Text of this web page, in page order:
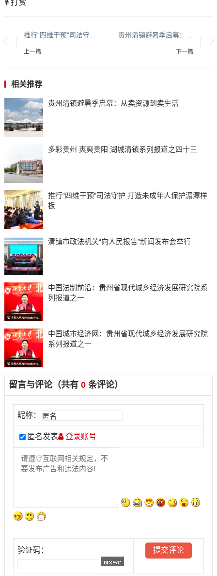
打赏
推行“四维干预”司法守护 打造未成年人保护湄潭样板
上一篇 下一篇
相关推荐
贵州清镇避暑季启幕：从卖资源到卖生活
多彩贵州 爽爽贵阳 湖城清镇系列报道之四十三
推行“四维干预”司法守护 打造未成年人保护湄潭样
板
清镇市政法机关“向人民报告”新闻发布会举行
中国法制前沿：贵州省现代城乡经济发展研究院系
列报道之一
中国城市经济网：贵州省现代城乡经济发展研究院
系列报道之一
留言与评论（共有 0条评论）
昵称：
匿名发表 登录账号
验证码：